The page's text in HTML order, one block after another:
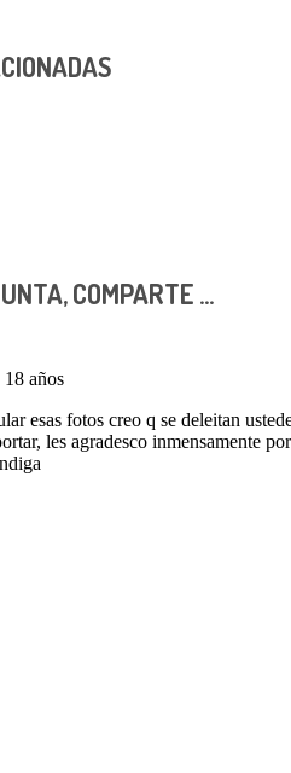
COMPARTE ...